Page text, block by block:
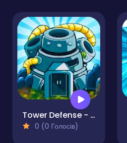
Tower Defense - The Last Realm
0 (0 Голосів)